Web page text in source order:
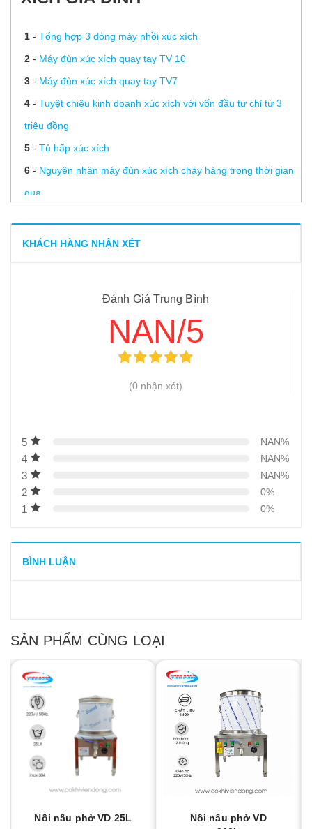
1- Tổng hợp 3 dòng máy nhồi xúc xích
2- Máy đùn xúc xích quay tay TV 10
3- Máy đùn xúc xích quay tay TV7
4- Tuyệt chiêu kinh doanh xúc xích với vốn đầu tư chỉ từ 3
triệu đồng
5- Tủ hấp xúc xích
6- Nguyên nhân máy đùn xúc xích cháy hàng trong thời gian
qua
Máy đùn xúc xích quay tay TV3
Máy làm xúc xích gia đình giá chỉ hơn 3 triệu
Có nên mua máy buộc chỉ xúc xích?
Làm xúc xích tại nhà đơn giản với máy xay thịt AKS – TS
Vỏ xúc xích làm bằng gì? Vỏ xúc xích có ăn được
KHÁCH HÀNG NHẬN XÉT
Đánh Giá Trung Bình
NAN/5
(0 nhận xét)
5 NAN%
4 NAN%
3 NAN%
2 0%
1 0%
BÌNH LUẬN
SẢN PHẨM CÙNG LOẠI
Nồi nấu phở VD 25L
Nồi nấu phở VD